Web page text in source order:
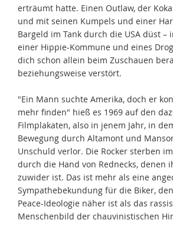
erträumt hatte. Einen Outlaw, der
und mit seinen Kumpels und einer
Bargeld im Tank durch die USA düst –
einer Hippie-Kommune und eines
dich schon allein beim Zuschauen
beziehungsweise verstört.
"Ein Mann suchte Amerika, doch er
mehr finden" hieß es 1969 auf den
Filmplakaten, also in jenem Jahr, in
Bewegung durch Altamont und
Unschuld verlor. Die Rocker sterben
durch die Hand von Rednecks, denen
zuwider ist. Das ist mehr als eine
Sympathebekundung für die Biker,
Peace-Ideologie näher ist als das
Menschenbild der chauvinistischen